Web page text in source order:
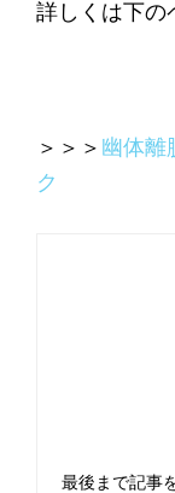
詳しくは下の
＞＞＞ 幽体離
ク
最後まで記事